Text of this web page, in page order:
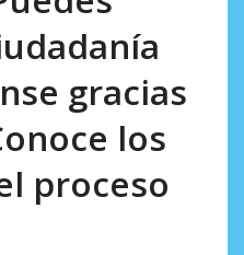
gracias
los
proceso